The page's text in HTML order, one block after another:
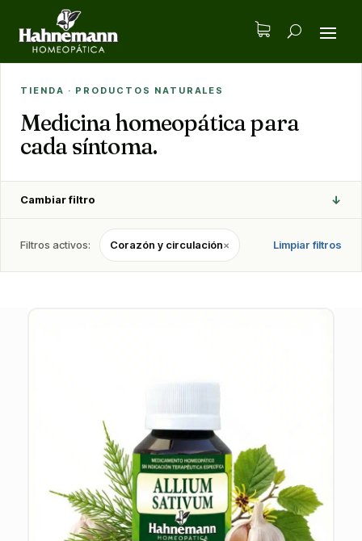
TIENDA · PRODUCTOS NATURALES
Medicina homeopática para
cada síntoma.
Cambiar filtro ↓
Filtros activos: Corazón y circulación× Limpiar filtros